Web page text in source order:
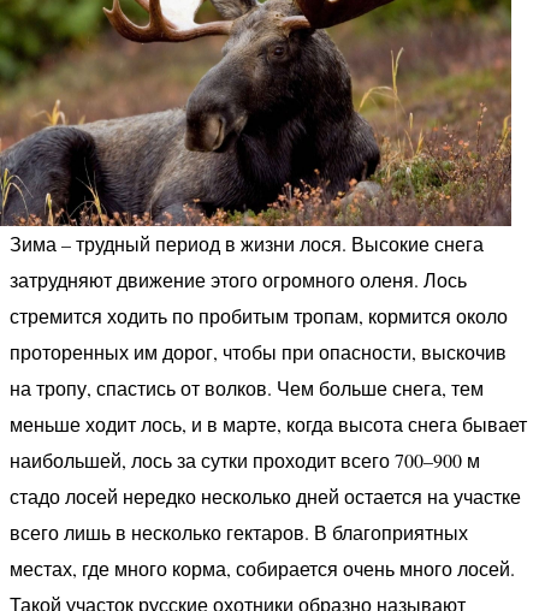
Зима – трудный период в жизни лося. Высокие снега
затрудняют движение этого огромного оленя. Лось
стремится ходить по пробитым тропам, кормится около
проторенных им дорог, чтобы при опасности, выскочив
на тропу, спастись от волков. Чем больше снега, тем
меньше ходит лось, и в марте, когда высота снега бывает
наибольшей, лось за сутки проходит всего 700–900 м
стадо лосей нередко несколько дней остается на участке
всего лишь в несколько гектаров. В благоприятных
местах, где много корма, собирается очень много лосей.
Такой участок русские охотники образно называют